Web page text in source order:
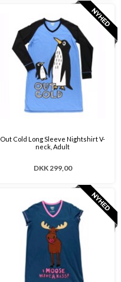
Out Cold Long Sleeve Nightshirt V-
neck, Adult
DKK 299,00